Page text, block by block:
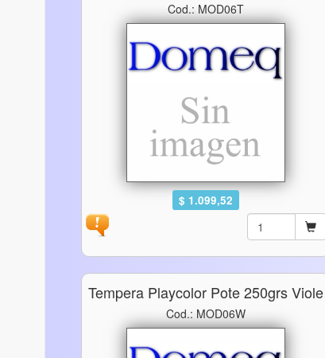
Cod.: MOD06T
$ 1.099,52
Tempera Playcolor Pote 250grs Viole
Cod.: MOD06W